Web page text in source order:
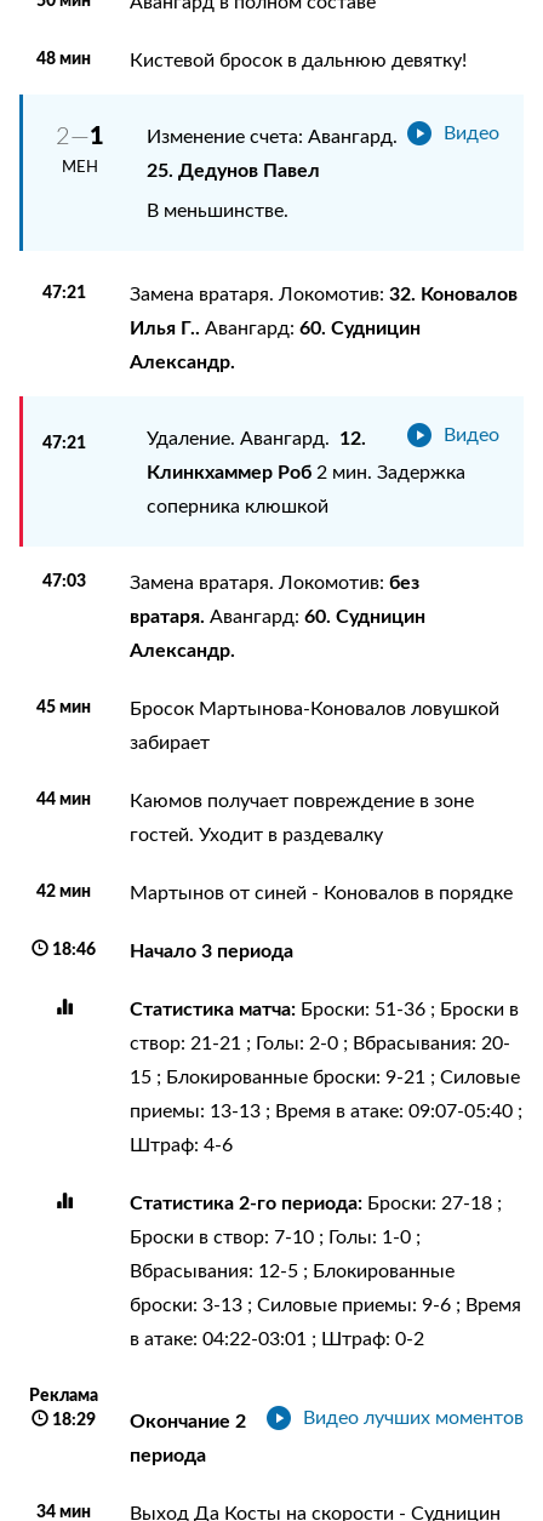
48 мин Кистевой бросок в дальнюю девятку!
2—1
МЕН
Видео
Изменение счета: Авангард.
25. Дедунов Павел
В меньшинстве.
47:21 Замена вратаря. Локомотив:32. Коновалов
Илья Г.. Авангард:60. Судницин
Александр.
47:21 Видео
Удаление. Авангард. 12.
Клинкхаммер Роб2 мин. Задержка
соперника клюшкой
47:03 Замена вратаря. Локомотив:без
вратаря. Авангард:60. Судницин
Александр.
45 мин
Бросок Мартынова-Коновалов ловушкой
забирает
44 мин
Каюмов получает повреждение в зоне
гостей. Уходит в раздевалку
42 мин Мартынов от синей - Коновалов в порядке
18:46 Начало 3 периода
Статистика матча: Броски: 51-36 ; Броски в
створ: 21-21 ; Голы: 2-0 ; Вбрасывания: 20-
15 ; Блокированные броски: 9-21 ; Силовые
приемы: 13-13 ; Время в атаке: 09:07-05:40 ;
Штраф: 4-6
Статистика 2-го периода: Броски: 27-18 ;
Броски в створ: 7-10 ; Голы: 1-0 ;
Вбрасывания: 12-5 ; Блокированные
броски: 3-13 ; Силовые приемы: 9-6 ; Время
в атаке: 04:22-03:01 ; Штраф: 0-2
Реклама
18:29
Видео лучших моментов
Окончание 2
периода
34 мин Выход Да Косты на скорости - Судницин